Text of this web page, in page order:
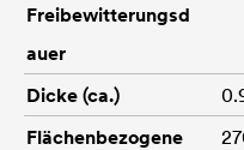
Freibewitterungsd
auer
Dicke (ca.)
Flächenbezogene